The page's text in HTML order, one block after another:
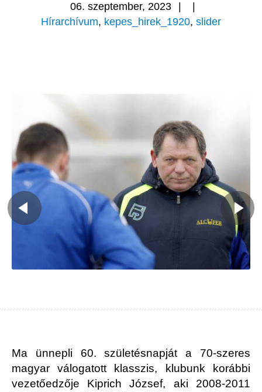
06. szeptember, 2023
Hírarchívum, kepes_hirek_1920, slider
Ma ünnepli 60. születésnapját a 70-szeres
magyar válogatott klasszis, klubunk korábbi
vezetőedzője Kiprich József, aki 2008-2011